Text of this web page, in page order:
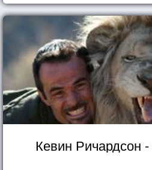
Кевин Ричардсон